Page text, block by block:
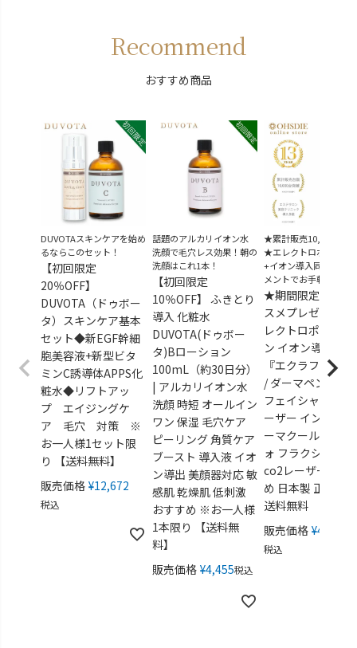
Recommend
おすすめ商品
DUVOTAスキンケアを始め
るならこのセット！
【初回限定
20％OFF】
DUVOTA（ドゥボー
タ）スキンケア基本
セット◆新EGF幹細
胞美容液+新型ビタ
ミンC誘導体APPS化
粧水◆リフトアッ
プ エイジングケ
ア 毛穴 対策 ※
お一人様1セット限
り 【送料無料】
販売価格 ¥12,672
税込
話題のアルカリイオン水
洗顔で毛穴レス効果！朝の
洗顔はこれ1本！
【初回限定
10％OFF】 ふきとり
導入 化粧水
DUVOTA(ドゥボー
タ)Bローション
100mL（約30日分）
| アルカリイオン水
洗顔 時短 オールイン
ワン 保湿 毛穴ケア
ピーリング 角質ケア
ブースト 導入液 イオ
ン導出 美顔器対応 敏
感肌 乾燥肌 低刺激
おすすめ ※お一人様
1本限り 【送料無
料】
販売価格 ¥4,455税込
★累計販売10,000台突
★エレクトロポレーシ
+イオン導入同時トリ
メントでお手軽美肌
★期間限定★導入
スメプレゼント！
レクトロポレーシ
ン イオン導入 美
『エクラフレーズ
/ ダーマペン フォ
フェイシャル ピ
ーザー インディ
ーマクール アリ
ォ フラクショナル
co2レーザー おす
め 日本製 正規販
送料無料
販売価格 ¥49,280
税込